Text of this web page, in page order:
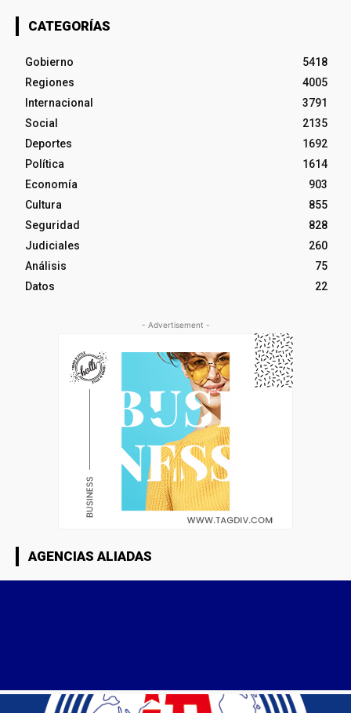
CATEGORÍAS
Gobierno
5418
Regiones
4005
Internacional
3791
Social
2135
Deportes
1692
Política
1614
Economía
903
Cultura
855
Seguridad
828
Judiciales
260
Análisis
75
Datos
22
- Advertisement -
AGENCIAS ALIADAS